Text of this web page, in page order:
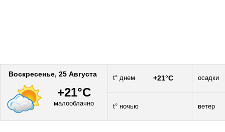
Воскресенье, 25 Августа
+21°C
малооблачно
t° днем +21°C осадки
t° ночью ветер